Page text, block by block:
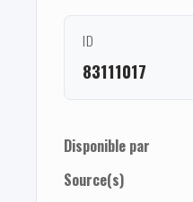
ID
83111017
Disponible par
Source(s)